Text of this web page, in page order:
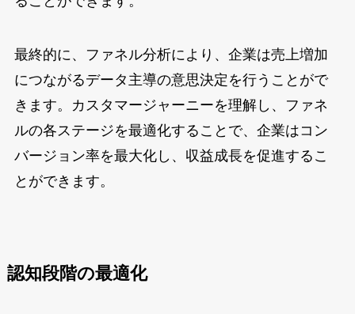
最終的に、ファネル分析により、企業は売上増加
につながるデータ主導の意思決定を行うことがで
きます。カスタマージャーニーを理解し、ファネ
ルの各ステージを最適化することで、企業はコン
バージョン率を最大化し、収益成長を促進するこ
とができます。
認知段階の最適化